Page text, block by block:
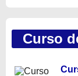
Curso